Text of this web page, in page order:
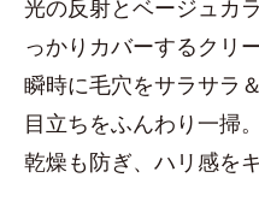
光の反射とベージュカ
っかりカバーするクリ
瞬時に毛穴をサラサラ
目立ちをふんわり一掃
乾燥も防ぎ、ハリ感を